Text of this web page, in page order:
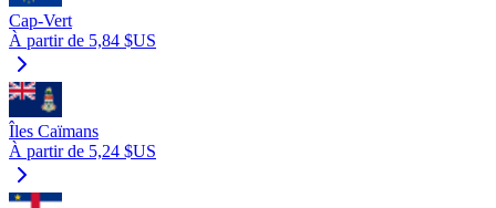
Cap-Vert
À partir de 5,84 $US
Îles Caïmans
À partir de 5,24 $US